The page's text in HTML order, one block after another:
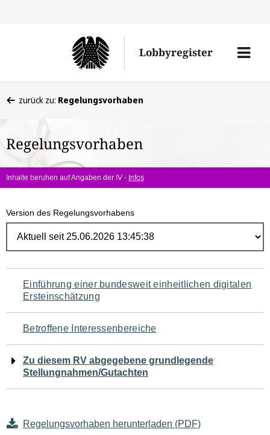
Lobbyregister
Menü
befinden
hier:
zurück zu: Regelungsvorhaben
Regelungsvorhaben
Inhalte beruhen auf Angaben der IV - Infos
Version des Regelungsvorhabens
Navigation
für
den
Seiteninhalt
Einführung einer bundesweit einheitlichen digitalen
Ersteinschätzung
Betroffene Interessenbereiche
Zu diesem RV abgegebene grundlegende
Stellungnahmen/Gutachten
Regelungsvorhaben herunterladen (PDF)